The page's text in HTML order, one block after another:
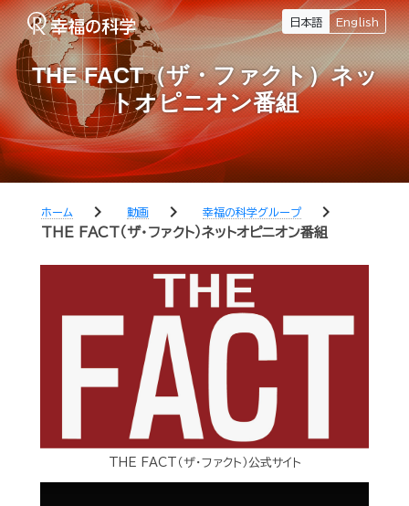
日本語 English
THE FACT（ザ・ファクト）ネッ
トオピニオン番組
ホーム chevron_right 動画 chevron_right 幸福の科学グループ chevron_right
THE FACT（ザ・ファクト）ネットオピニオン番組
THE FACT（ザ・ファクト）公式サイト